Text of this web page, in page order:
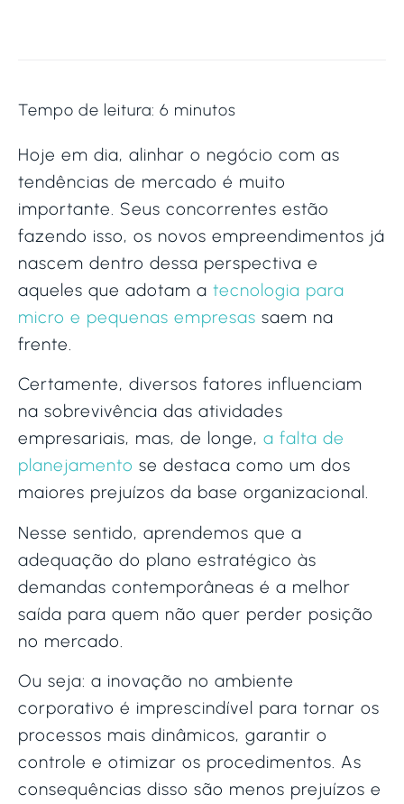
Tempo de leitura: 6 minutos
Hoje em dia, alinhar o negócio com as
tendências de mercado é muito
importante. Seus concorrentes estão
fazendo isso, os novos empreendimentos já
nascem dentro dessa perspectiva e
aqueles que adotam a tecnologia para
micro e pequenas empresas saem na
frente.
Certamente, diversos fatores influenciam
na sobrevivência das atividades
empresariais, mas, de longe, a falta de
planejamento se destaca como um dos
maiores prejuízos da base organizacional.
Nesse sentido, aprendemos que a
adequação do plano estratégico às
demandas contemporâneas é a melhor
saída para quem não quer perder posição
no mercado.
Ou seja: a inovação no ambiente
corporativo é imprescindível para tornar os
processos mais dinâmicos, garantir o
controle e otimizar os procedimentos. As
consequências disso são menos prejuízos e